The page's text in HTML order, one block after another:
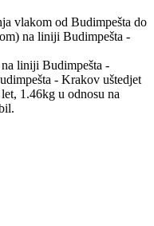
vlakom od Budimpešta do
na liniji Budimpešta -
liniji Budimpešta -
- Krakov uštedjet
1.46kg u odnosu na